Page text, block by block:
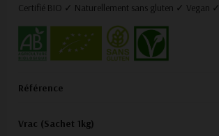
(6 avis)
Certifié BIO ✓ Naturellement sans gluten ✓ Vegan ✓
Référence
Vrac (Sachet 1kg)